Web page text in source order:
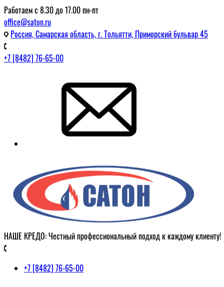
Работаем с 8.30 до 17.00 пн-пт
office@saton.ru
Россия, Самарская область, г. Тольятти, Приморский бульвар 45
+7 [8482] 76-65-00
НАШЕ КРЕДО: Честный профессиональный подход к каждому клиенту!
+7 [8482] 76-65-00